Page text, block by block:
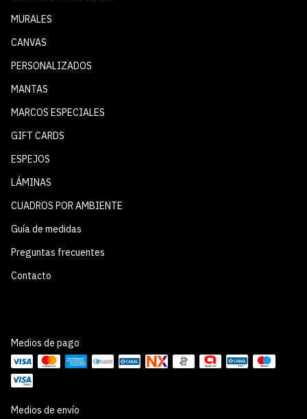
MURALES
CANVAS
PERSONALIZADOS
MANTAS
MARCOS ESPECIALES
GIFT CARDS
ESPEJOS
LÁMINAS
CUADROS POR AMBIENTE
Guía de medidas
Preguntas frecuentes
Contacto
Medios de pago
Medios de envío